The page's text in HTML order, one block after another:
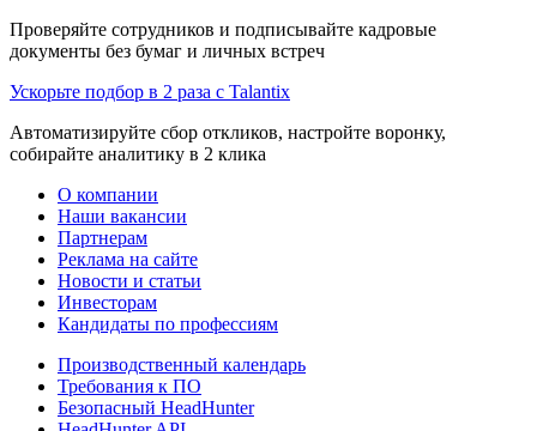
Проверяйте сотрудников и подписывайте кадровые
документы без бумаг и личных встреч
Ускорьте подбор в 2 раза с Talantix
Автоматизируйте сбор откликов, настройте воронку,
собирайте аналитику в 2 клика
О компании
Наши вакансии
Партнерам
Реклама на сайте
Новости и статьи
Инвесторам
Кандидаты по профессиям
Производственный календарь
Требования к ПО
Безопасный HeadHunter